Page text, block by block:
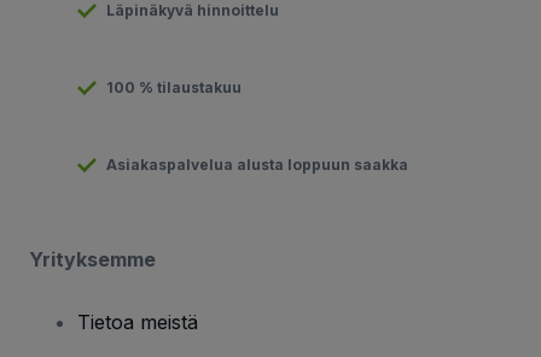
Läpinäkyvä hinnoittelu
100 % tilaustakuu
Asiakaspalvelua alusta loppuun saakka
Yrityksemme
Tietoa meistä